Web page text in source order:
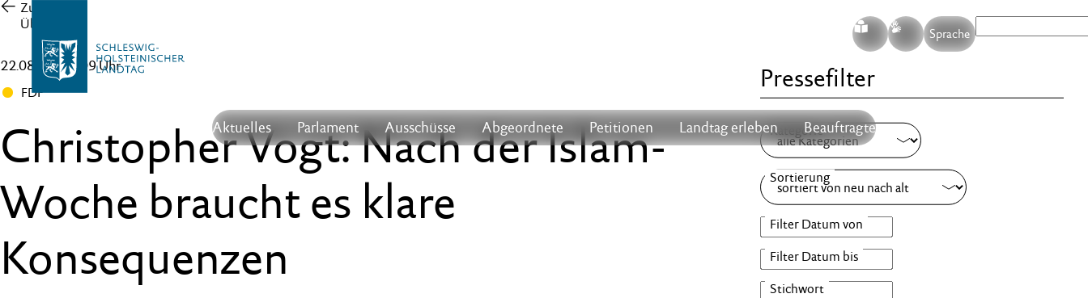
S G Sprache
Aktuelles Parlament Ausschüsse Abgeordnete Petitionen Landtag erleben Beauftragte
Zur
Übersicht
22.08.25 , 11:09 Uhr
FDP
Christopher Vogt: Nach der Islam-
Woche braucht es klare
Konsequenzen
Pressefilter